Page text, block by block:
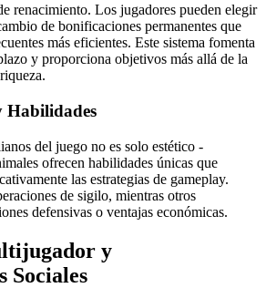
renacimiento. Los jugadores pueden elegir
de bonificaciones permanentes que
más eficientes. Este sistema fomenta
y proporciona objetivos más allá de la
Habilidades
del juego no es solo estético -
ofrecen habilidades únicas que
las estrategias de gameplay.
de sigilo, mientras otros
defensivas o ventajas económicas.
y
Sociales